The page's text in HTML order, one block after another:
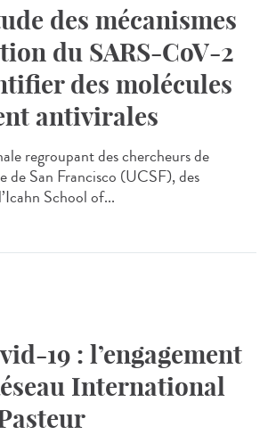
des mécanismes
du SARS-CoV-2
des molécules
antivirales
regroupant des chercheurs de
de San Francisco (UCSF), des
School of...
19 : l’engagement
International